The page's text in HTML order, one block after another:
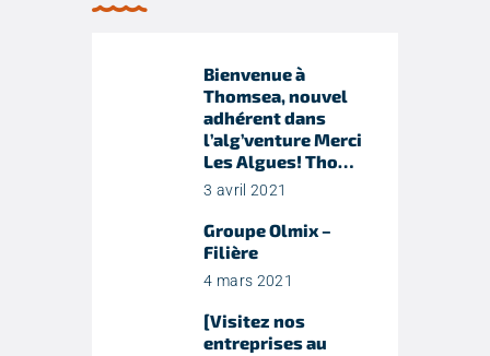
Bienvenue à
Thomsea, nouvel
adhérent dans
l’alg’venture Merci
Les Algues! Tho…
3 avril 2021
Groupe Olmix –
Filière
4 mars 2021
[Visitez nos
entreprises au